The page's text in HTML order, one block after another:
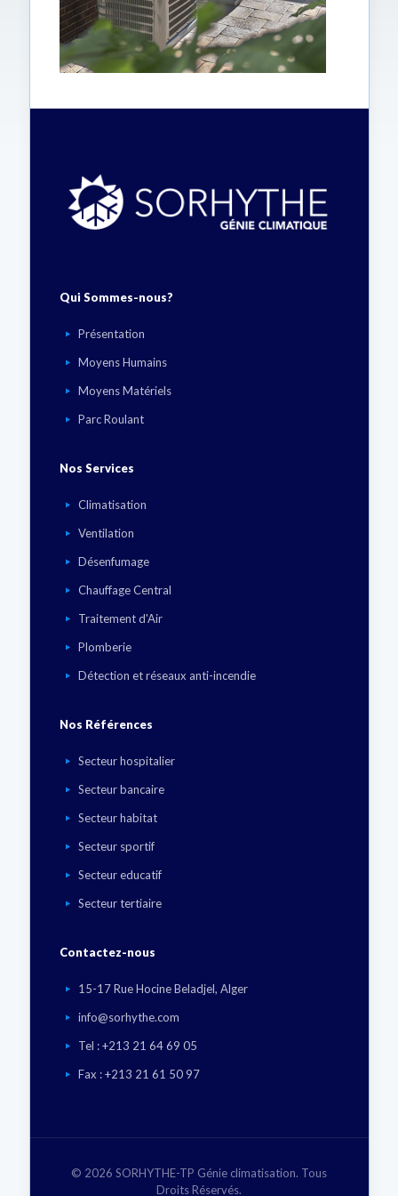
Qui Sommes-nous?
Présentation
Moyens Humains
Moyens Matériels
Parc Roulant
Nos Services
Climatisation
Ventilation
Désenfumage
Chauffage Central
Traitement d'Air
Plomberie
Détection et réseaux anti-incendie
Nos Références
Secteur hospitalier
Secteur bancaire
Secteur habitat
Secteur sportif
Secteur educatif
Secteur tertiaire
Contactez-nous
15-17 Rue Hocine Beladjel, Alger
info@sorhythe.com
Tel : +213 21 64 69 05
Fax : +213 21 61 50 97
© 2026 SORHYTHE-TP Génie climatisation. Tous
Droits Réservés.